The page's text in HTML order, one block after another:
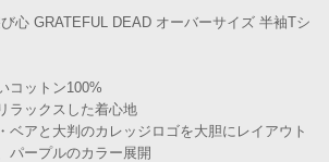
心 GRATEFUL DEAD オーバーサイズ 半袖Tシ
コットン100%
ラックスした着心地
ベアと大判のカレッジロゴを大胆にレイアウト
パープルのカラー展開